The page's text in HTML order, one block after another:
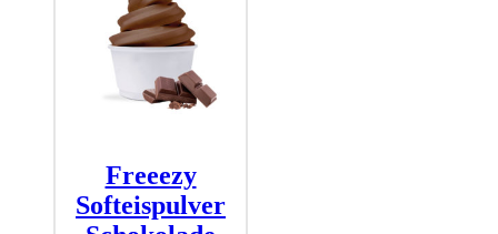
Freeezy
Softeispulver